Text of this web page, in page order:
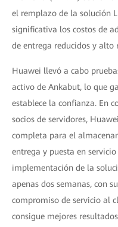
el remplazo de la solución
significativa los costos de
de entrega reducidos y
Huawei llevó a cabo
activo de Ankabut, lo que
establece la confianza. En
socios de servidores,
completa para el
entrega y puesta en
implementación de la
apenas dos semanas, con
compromiso de servicio al
consigue mejores